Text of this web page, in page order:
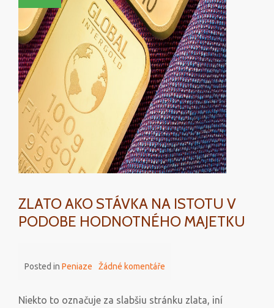
ZLATO AKO STÁVKA NA ISTOTU V
PODOBE HODNOTNÉHO MAJETKU
Posted in Peniaze Žádné komentáře
Niekto to označuje za slabšiu stránku zlata, iní